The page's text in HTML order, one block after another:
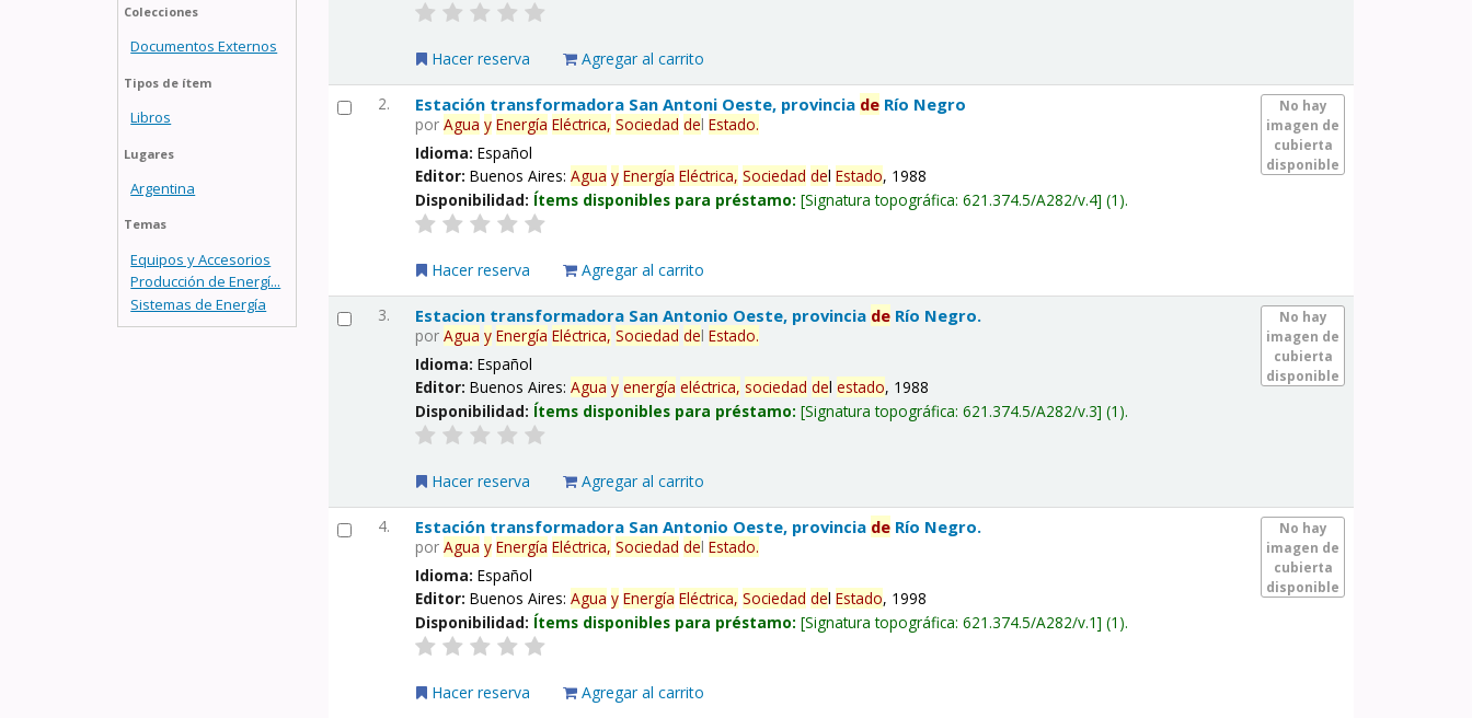
Colecciones
Documentos Externos
Tipos de ítem
Libros
Lugares
Argentina
Temas
Equipos y Accesorios
Producción de Energí...
Sistemas de Energía
Hacer reserva Agregar al carrito
2.
No hay
imagen de
cubierta
disponible
Estación transformadora San Antoni Oeste, provincia de Río Negro
porAgua y Energía Eléctrica, Sociedad delEstado.
Idioma:Español
Editor:Buenos Aires:Agua y Energía Eléctrica, Sociedad delEstado, 1988
Disponibilidad: Ítems disponibles para préstamo: Signatura topográfica:621.374.5/A282/v.4 (1).
Hacer reserva Agregar al carrito
3.
No hay
imagen de
cubierta
disponible
Estacion transformadora San Antonio Oeste, provincia de Río Negro.
porAgua y Energía Eléctrica, Sociedad delEstado.
Idioma:Español
Editor:Buenos Aires:Agua y energía eléctrica, sociedad delestado, 1988
Disponibilidad: Ítems disponibles para préstamo: Signatura topográfica:621.374.5/A282/v.3 (1).
Hacer reserva Agregar al carrito
4.
No hay
imagen de
cubierta
disponible
Estación transformadora San Antonio Oeste, provincia de Río Negro.
porAgua y Energía Eléctrica, Sociedad delEstado.
Idioma:Español
Editor:Buenos Aires:Agua y Energía Eléctrica, Sociedad delEstado, 1998
Disponibilidad: Ítems disponibles para préstamo: Signatura topográfica:621.374.5/A282/v.1 (1).
Hacer reserva Agregar al carrito